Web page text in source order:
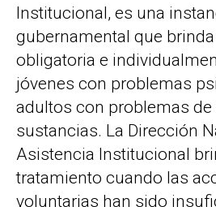
Institucional, es una
gubernamental que
obligatoria e
jóvenes con problemas
adultos con problemas de
sustancias. La Dirección
Asistencia Institucional
tratamiento cuando las
voluntarias han sido